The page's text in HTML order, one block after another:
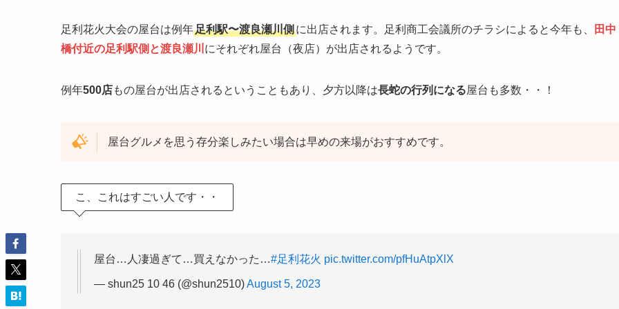
足利花火大会の屋台は例年足利駅〜渡良瀬川側に出店されます。足利商工会議所のチラシによると今年も、
田中
橋付近の足利駅側と渡良瀬川 にそれぞれ屋台（夜店）が出店されるようです。
例年500店もの屋台が出店されるということもあり、夕方以降は長蛇の行列になる屋台も多数・・！
屋台グルメを思う存分楽しみたい場合は早めの来場がおすすめです。
こ、これはすごい人です・・
屋台…人凄過ぎて…買えなかった…#足利花火 pic.twitter.com/pfHuAtpXlX
— shun25 10 46 (@shun2510)August 5, 2023